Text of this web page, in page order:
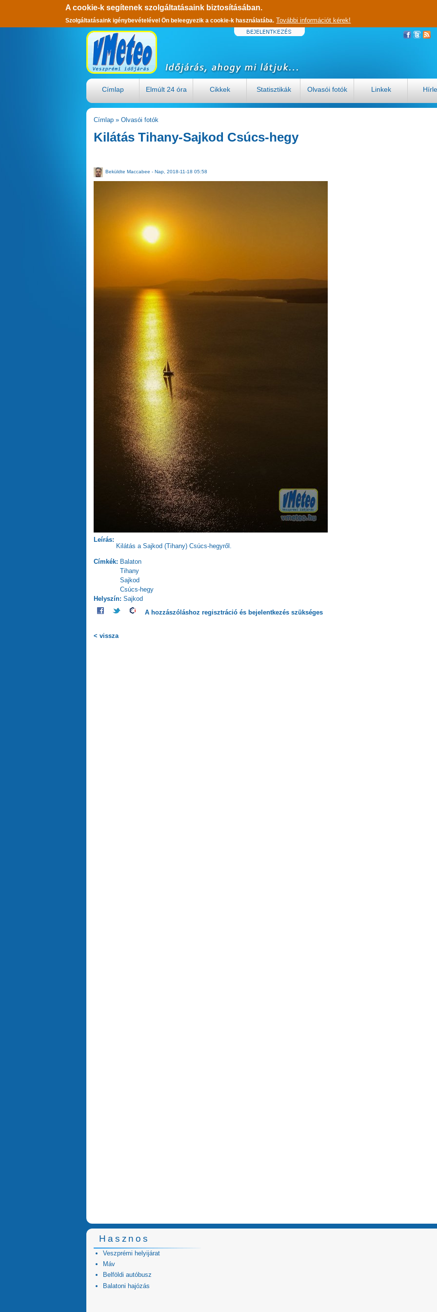
A cookie-k segítenek szolgáltatásaink biztosításában.
Szolgáltatásaink igénybevételével Ön beleegyezik a cookie-k használatába. További információt kérek!
Címlap Elmúlt 24 óra Cikkek Statisztikák Olvasói fotók Linkek
Címlap » Olvasói fotók
Kilátás Tihany-Sajkod Csúcs-hegy
Beküldte Maccabee - Nap, 2018-11-18 05:58
Leírás:
Kilátás a Sajkod (Tihany) Csúcs-hegyről.
Címkék: Balaton
Tihany
Sajkod
Csúcs-hegy
Helyszín: Sajkod
A hozzászóláshoz regisztrációés bejelentkezésszükséges
< vissza
Hasznos
Veszprémi helyijárat
Máv
Belföldi autóbusz
Balatoni hajózás